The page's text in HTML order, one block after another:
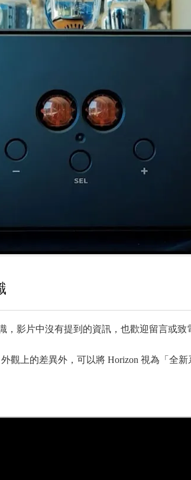
影片中沒有提到的資訊，也歡迎留言或致
觀上的差異外，可以將 Horizon 視為「全